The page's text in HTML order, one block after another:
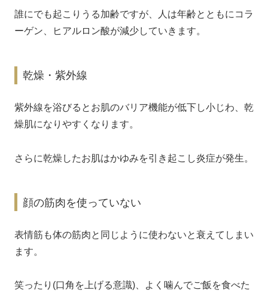
誰にでも起こりうる加齢ですが、人は年齢とともにコラ
ーゲン、ヒアルロン酸が減少していきます。
乾燥・紫外線
紫外線を浴びるとお肌のバリア機能が低下し小じわ、乾
燥肌になりやすくなります。
さらに乾燥したお肌はかゆみを引き起こし炎症が発生。
顔の筋肉を使っていない
表情筋も体の筋肉と同じように使わないと衰えてしまい
ます。
笑ったり(口角を上げる意識)、よく噛んでご飯を食べた